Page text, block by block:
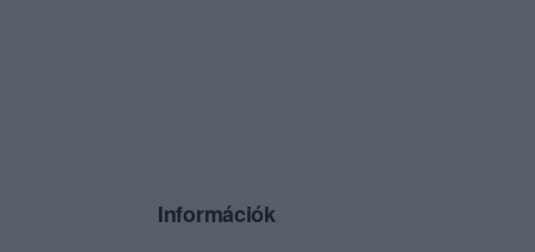
Információk